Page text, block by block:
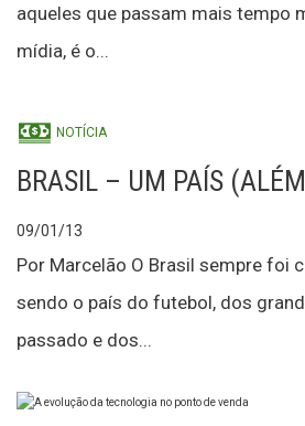
aqueles que passam mais tempo
mídia, é o...
NOTÍCIA
BRASIL – UM PAÍS
09/01/13
Por Marcelão O Brasil sempre foi
sendo o país do futebol, dos
passado e dos...